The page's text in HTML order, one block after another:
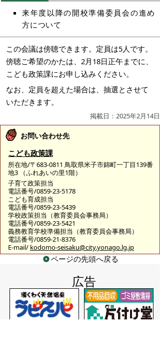
来年度以降の開校準備委員会の進め
方について
この会議は傍聴できます。定員は5人です。
傍聴ご希望のかたは、2月18日正午までに、
こども政策課にお申し込みください。
なお、定員を超えた場合は、抽選とさせて
いただきます。
掲載日：2025年2月14日
お問い合わせ先
こども政策課
所在地/〒683-0811 鳥取県米子市錦町一丁目139番
地3 （ふれあいの里1階）
子育て政策担当
電話番号/0859-23-5178
こども育成担当
電話番号/0859-23-5439
学校政策担当（教育委員会事務局）
電話番号/0859-23-5421
義務教育学校準備担当（教育委員会事務局）
電話番号/0859-21-8376
E-mail/ kodomo-seisaku@city.yonago.lg.jp
ページの先頭へ戻る
広告